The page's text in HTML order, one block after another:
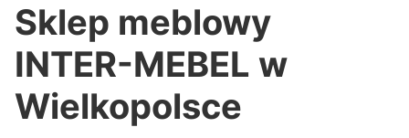
Sklep meblowy
INTER-MEBEL w
Wielkopolsce